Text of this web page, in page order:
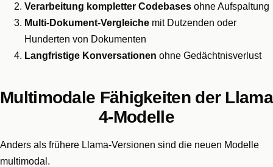
Verarbeitung kompletter Codebases ohne Aufspaltung
Multi-Dokument-Vergleiche mit Dutzenden oder
Hunderten von Dokumenten
Langfristige Konversationen ohne Gedächtnisverlust
Multimodale Fähigkeiten der Llama
4-Modelle
Anders als frühere Llama-Versionen sind die neuen Modelle
multimodal.